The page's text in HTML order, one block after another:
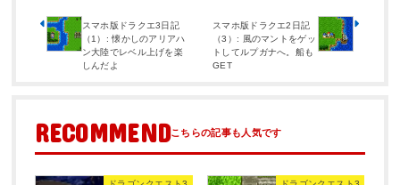
スマホ版ドラクエ3日記
（1）: 懐かしのアリアハ
ン大陸でレベル上げを楽
しんだよ
スマホ版ドラクエ2日記
（3）: 風のマントをゲッ
トしてルプガナへ。船も
GET
RECOMMEND